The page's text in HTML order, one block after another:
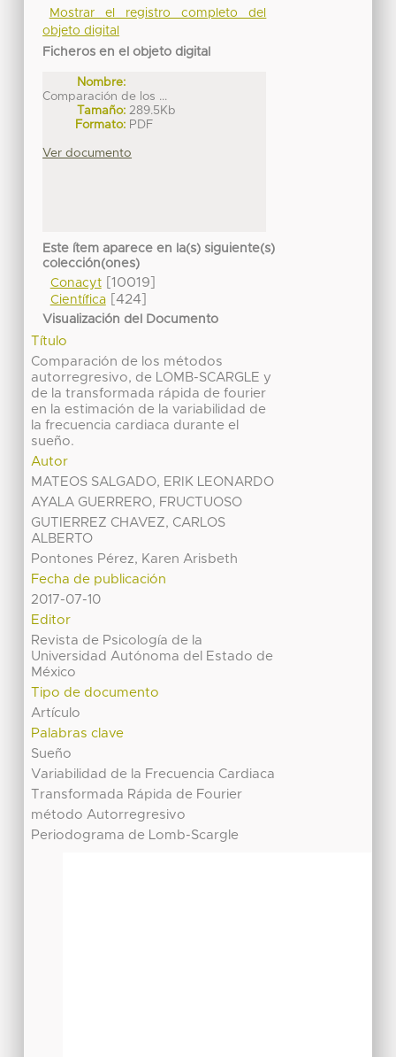
Mostrar el registro completo del
objeto digital
Ficheros en el objeto digital
Nombre:
Comparación de los ...
Tamaño: 289.5Kb
Formato: PDF
Ver documento
Este ítem aparece en la(s) siguiente(s)
colección(ones)
Conacyt[10019]
Científica[424]
Visualización del Documento
Título
Comparación de los métodos
autorregresivo, de LOMB-SCARGLE y
de la transformada rápida de fourier
en la estimación de la variabilidad de
la frecuencia cardiaca durante el
sueño.
Autor
MATEOS SALGADO, ERIK LEONARDO
AYALA GUERRERO, FRUCTUOSO
GUTIERREZ CHAVEZ, CARLOS
ALBERTO
Pontones Pérez, Karen Arisbeth
Fecha de publicación
2017-07-10
Editor
Revista de Psicología de la
Universidad Autónoma del Estado de
México
Tipo de documento
Artículo
Palabras clave
Sueño
Variabilidad de la Frecuencia Cardiaca
Transformada Rápida de Fourier
método Autorregresivo
Periodograma de Lomb-Scargle